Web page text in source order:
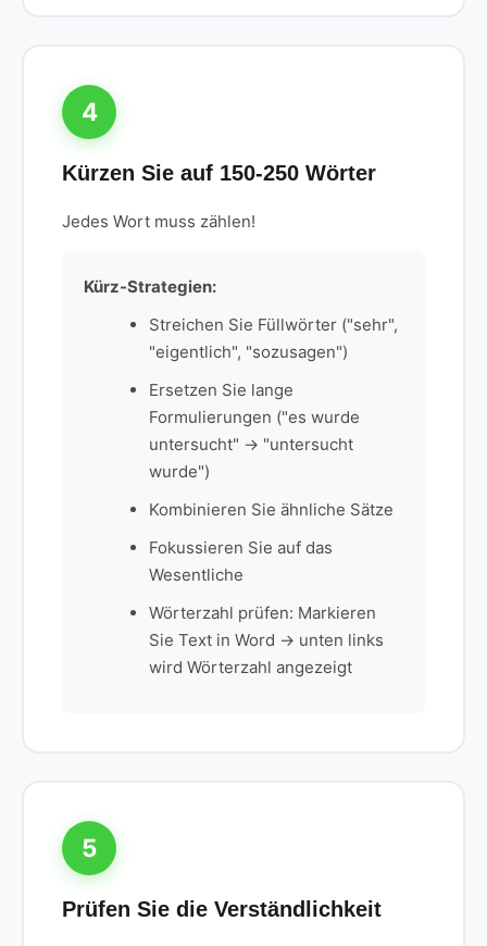
4
Kürzen Sie auf 150-250 Wörter
Jedes Wort muss zählen!
Kürz-Strategien:
Streichen Sie Füllwörter ("sehr",
"eigentlich", "sozusagen")
Ersetzen Sie lange
Formulierungen ("es wurde
untersucht" → "untersucht
wurde")
Kombinieren Sie ähnliche Sätze
Fokussieren Sie auf das
Wesentliche
Wörterzahl prüfen: Markieren
Sie Text in Word → unten links
wird Wörterzahl angezeigt
5
Prüfen Sie die Verständlichkeit